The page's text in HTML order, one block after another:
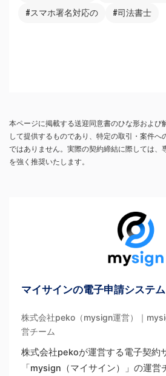
#スマホ署名対応の #司法書士
本ページに掲載する送迎同意書のひな形および
して提供するものであり、特定の取引・案件へ
ではありません。実際の契約締結に際しては、
を強く推奨いたします。
マイサインの電子申請システ
株式会社peko（mysign運営）｜
営チーム
株式会社pekoが運営する電子契約
「mysign（マイサイン）」の運営